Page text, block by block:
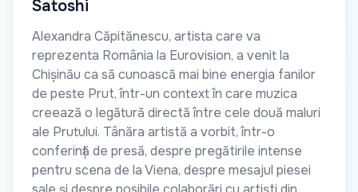
Satoshi
Alexandra Căpitănescu, artista care va
reprezenta România la Eurovision, a venit la
Chișinău ca să cunoască mai bine energia fanilor
de peste Prut, într-un context în care muzica
creează o legătură directă între cele două maluri
ale Prutului. Tânăra artistă a vorbit, într-o
conferință de presă, despre pregătirile intense
pentru scena de la Viena, despre mesajul piesei